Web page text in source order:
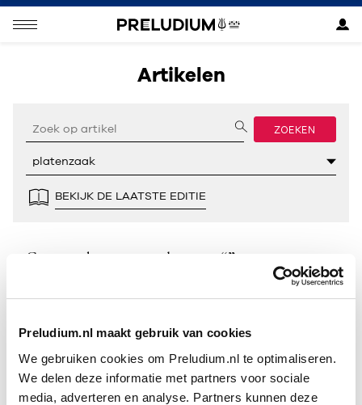
Preludium.nl maakt gebruik van cookies
We gebruiken cookies om Preludium.nl te optimaliseren.
We delen deze informatie met partners voor sociale
media, adverteren en analyse. Partners kunnen deze
Artikelen
ZOEKEN
BEKIJK DE LAATSTE EDITIE
Geen resultaten gevonden voor “”.